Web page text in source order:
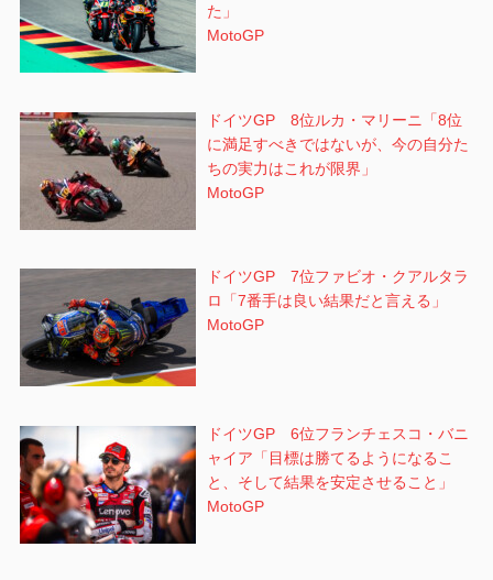
た」
MotoGP
ドイツGP 8位ルカ・マリーニ「8位
に満足すべきではないが、今の自分た
ちの実力はこれが限界」
MotoGP
ドイツGP 7位ファビオ・クアルタラ
ロ「7番手は良い結果だと言える」
MotoGP
ドイツGP 6位フランチェスコ・バニ
ャイア「目標は勝てるようになるこ
と、そして結果を安定させること」
MotoGP